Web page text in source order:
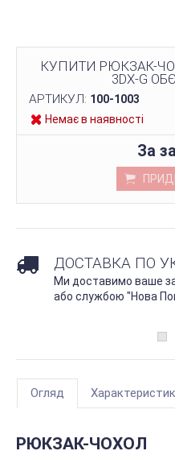
КУПИТИ РЮКЗАК-
3DX-G
АРТИКУЛ: 100-1003
Немає в наявності
За
ДОСТАВКА ПО
Ми доставимо ваше
або службою "Нова
Огляд
РЮКЗАК-ЧОХОЛ